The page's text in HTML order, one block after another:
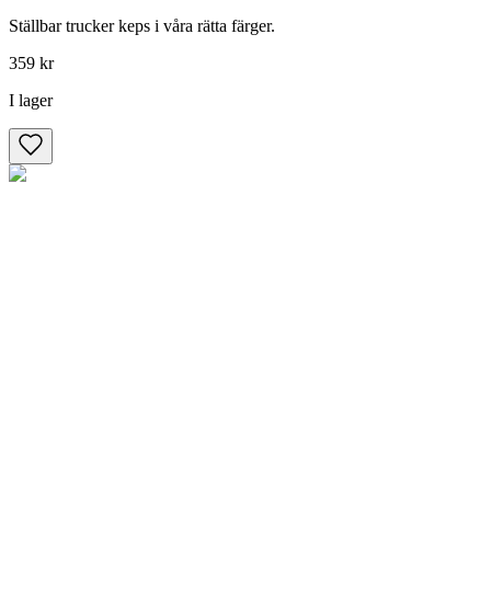
Ställbar trucker keps i våra rätta färger.
359 kr
I lager